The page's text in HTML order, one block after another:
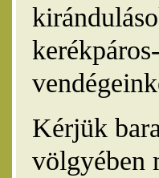
Kérjük
völgyében